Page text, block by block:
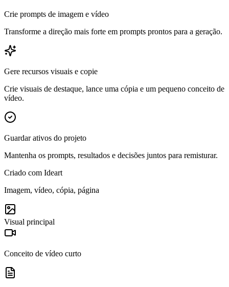
Crie prompts de imagem e vídeo
Transforme a direção mais forte em prompts prontos para a geração.
Gere recursos visuais e copie
Crie visuais de destaque, lance uma cópia e um pequeno conceito de
vídeo.
Guardar ativos do projeto
Mantenha os prompts, resultados e decisões juntos para remisturar.
Criado com Ideart
Imagem, vídeo, cópia, página
Visual principal
Conceito de vídeo curto